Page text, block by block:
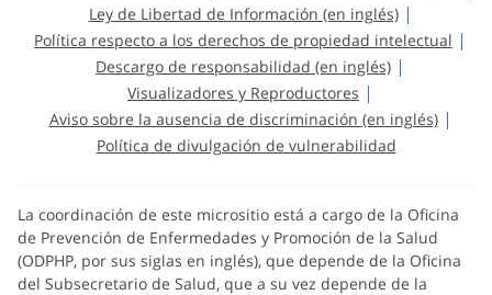
Ley de Libertad de Información (en inglés)
Política respecto a los derechos de propiedad intelectual
Descargo de responsabilidad (en inglés)
Visualizadores y Reproductores
Aviso sobre la ausencia de discriminación (en inglés)
Política de divulgación de vulnerabilidad
La coordinación de este micrositio está a cargo de la Oficina
de Prevención de Enfermedades y Promoción de la Salud
(ODPHP, por sus siglas en inglés), que depende de la Oficina
del Subsecretario de Salud, que a su vez depende de la